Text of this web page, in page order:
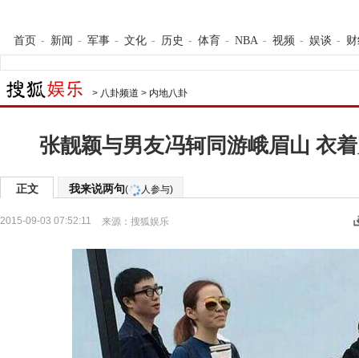
首页 - 新闻 - 军事 - 文化 - 历史 - 体育 - NBA - 视频 - 娱谈 -
> 八卦频道 > 内地八卦
张靓颖与男友冯轲同游峨眉山 衣
正文 我来说两句( 人参与)
2015-09-03 07:52:11 来源： 搜狐娱乐